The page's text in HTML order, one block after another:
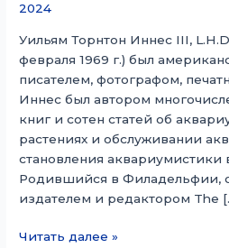
2024
Уильям Торнтон Иннес III,
февраля 1969 г.) был
писателем, фотографом,
Иннес был автором
книг и сотен статей об
растениях и обслуживании
становления аквариумистики
Родившийся в Филадельфии,
издателем и редактором The
Уильям
Читать далее »